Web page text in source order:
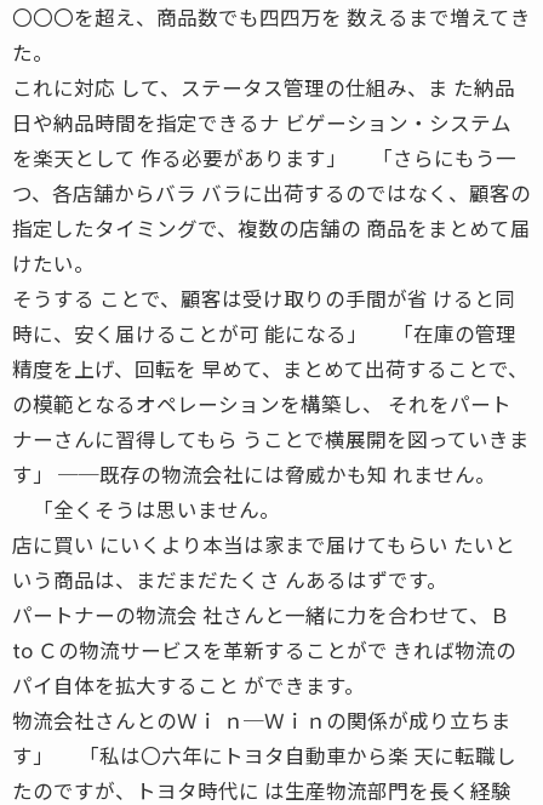
〇〇〇を超え、商品数でも四四万を 数えるまで増えてき
た。
これに対応 して、ステータス管理の仕組み、ま た納品
日や納品時間を指定できるナ ビゲーション・システム
を楽天として 作る必要があります」 「さらにもう一
つ、各店舗からバラ バラに出荷するのではなく、顧客の
指定したタイミングで、複数の店舗の 商品をまとめて届
けたい。
そうする ことで、顧客は受け取りの手間が省 けると同
時に、安く届けることが可 能になる」 「在庫の管理
精度を上げ、回転を 早めて、まとめて出荷することで、
の模範となるオペレーションを構築し、 それをパート
ナーさんに習得してもら うことで横展開を図っていきま
す」 ──既存の物流会社には脅威かも知 れません。
「全くそうは思いません。
店に買い にいくより本当は家まで届けてもらい たいと
いう商品は、まだまだたくさ んあるはずです。
パートナーの物流会 社さんと一緒に力を合わせて、Ｂ
to Ｃの物流サービスを革新することがで きれば物流の
パイ自体を拡大すること ができます。
物流会社さんとのＷｉ ｎ─Ｗｉｎの関係が成り立ちま
す」 「私は〇六年にトヨタ自動車から楽 天に転職し
たのですが、トヨタ時代に は生産物流部門を長く経験